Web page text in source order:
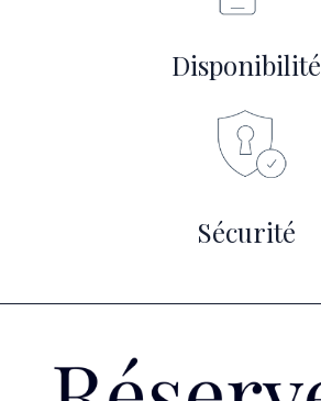
Disponibilité
Sécurité